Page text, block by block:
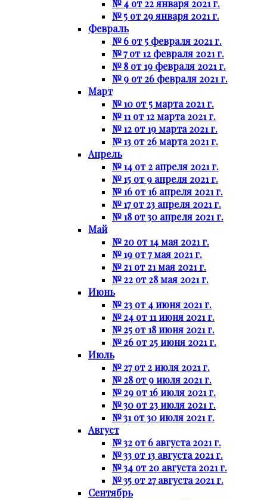
№ 4 от 22 января 2021 г.
№ 5 от 29 января 2021 г.
Февраль
№ 6 от 5 февраля 2021 г.
№ 7 от 12 февраля 2021 г.
№ 8 от 19 февраля 2021 г.
№ 9 от 26 февраля 2021 г.
Март
№ 10 от 5 марта 2021 г.
№ 11 от 12 марта 2021 г.
№ 12 от 19 марта 2021 г.
№ 13 от 26 марта 2021 г.
Апрель
№ 14 от 2 апреля 2021 г.
№ 15 от 9 апреля 2021 г.
№ 16 от 16 апреля 2021 г.
№ 17 от 23 апреля 2021 г.
№ 18 от 30 апреля 2021 г.
Май
№ 20 от 14 мая 2021 г.
№ 19 от 7 мая 2021 г.
№ 21 от 21 мая 2021 г.
№ 22 от 28 мая 2021 г.
Июнь
№ 23 от 4 июня 2021 г.
№ 24 от 11 июня 2021 г.
№ 25 от 18 июня 2021 г.
№ 26 от 25 июня 2021 г.
Июль
№ 27 от 2 июля 2021 г.
№ 28 от 9 июля 2021 г.
№ 29 от 16 июля 2021 г.
№ 30 от 23 июля 2021 г.
№ 31 от 30 июля 2021 г.
Август
№ 32 от 6 августа 2021 г.
№ 33 от 13 августа 2021 г.
№ 34 от 20 августа 2021 г.
№ 35 от 27 августа 2021 г.
Сентябрь